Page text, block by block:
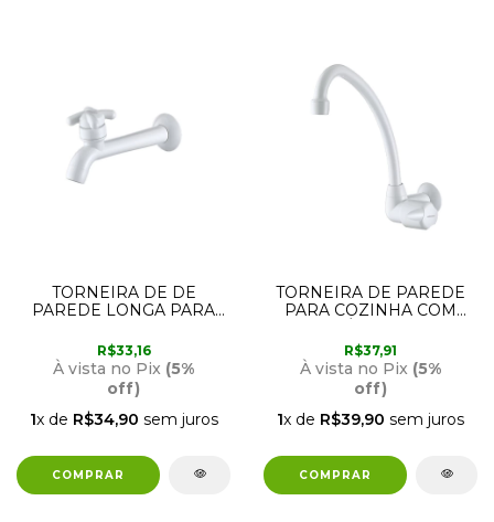
TORNEIRA DE DE
PAREDE LONGA PARA
LORENZETTI
R$33,16
À vista no Pix (5%
off)
1x de R$34,90 sem juros
TORNEIRA DE PAREDE
PARA COZINHA COM
LORENZETTI
R$37,91
À vista no Pix (5%
off)
1x de R$39,90 sem juros